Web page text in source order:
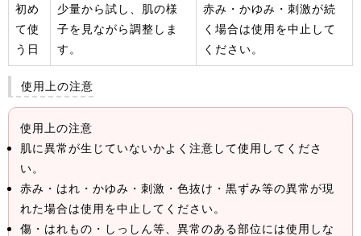
初め
て使
う日
少量から試し、肌の様
子を見ながら調整しま
す。
赤み・かゆみ・刺激が続
く場合は使用を中止して
ください。
使用上の注意
使用上の注意
肌に異常が生じていないかよく注意して使用してくださ
い。
赤み・はれ・かゆみ・刺激・色抜け・黒ずみ等の異常が現
れた場合は使用を中止してください。
傷・はれもの・しっしん等、異常のある部位には使用しな